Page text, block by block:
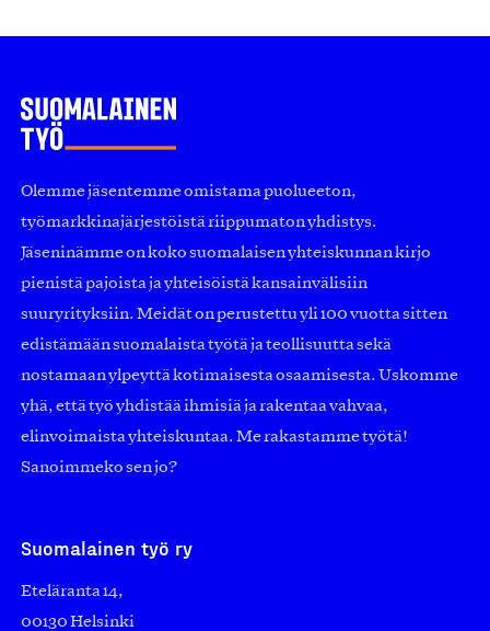
Olemme jäsentemme omistama puolueeton,
työmarkkinajärjestöistä riippumaton yhdistys.
Jäseninämme on koko suomalaisen yhteiskunnan kirjo
pienistä pajoista ja yhteisöistä kansainvälisiin
suuryrityksiin. Meidät on perustettu yli 100 vuotta sitten
edistämään suomalaista työtä ja teollisuutta sekä
nostamaan ylpeyttä kotimaisesta osaamisesta. Uskomme
yhä, että työ yhdistää ihmisiä ja rakentaa vahvaa,
elinvoimaista yhteiskuntaa. Me rakastamme työtä!
Sanoimmeko sen jo?
Suomalainen työ ry
Eteläranta 14,
00130 Helsinki